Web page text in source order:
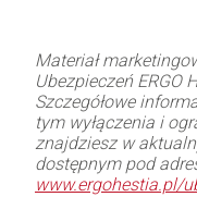
Materiał
Ubezpieczeń ERGO
Szczegółowe
tym wyłączenia i
znajdziesz w
dostępnym pod
www.ergohestia.pl/